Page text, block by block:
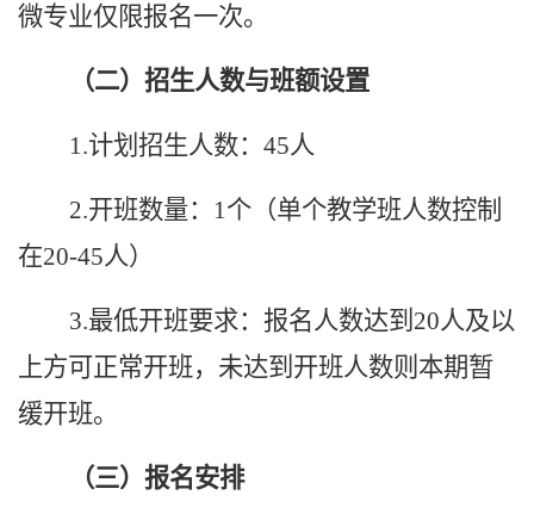
微专业仅限报名一次。
（二）招生人数与班额设置
1.计划招生人数：45人
2.开班数量：1个（单个教学班人数控制
在20-45人）
3.最低开班要求：报名人数达到20人及以
上方可正常开班，未达到开班人数则本期暂
缓开班。
（三）报名安排